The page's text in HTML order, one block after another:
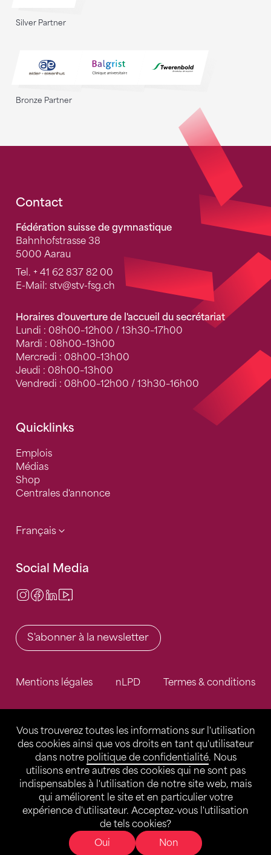
Vous trouverez toutes les informations sur l'utilisation
des cookies ainsi que vos droits en tant qu'utilisateur
dans notre politique de confidentialité. Nous
utilisons entre autres des cookies qui ne sont pas
indispensables à l'utilisation de notre site web, mais
qui améliorent le site et en particulier votre
expérience d'utilisateur. Acceptez-vous l'utilisation
de tels cookies?
Oui
Non
Silver Partner
Bronze Partner
Fusszeile
Contact
Fédération suisse de gymnastique
Bahnhofstrasse 38
5000 Aarau
Tel. + 41 62 837 82 00
E-Mail: stv@stv-fsg.ch
Horaires d'ouverture de l'accueil du secrétariat
Lundi : 08h00–12h00 / 13h30–17h00
Mardi : 08h00–13h00
Mercredi : 08h00–13h00
Jeudi : 08h00–13h00
Vendredi : 08h00–12h00 / 13h30–16h00
Quicklinks
Emplois
Médias
Shop
Centrales d'annonce
Français
Social Media
Instagram
Facebook
LinkedIn
S'abonner à la newsletter
Mentions légales nLPD Termes & conditions